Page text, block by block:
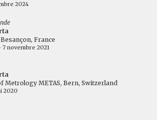
2024
France
novembre 2021
Metrology METAS, Bern, Switzerland
2020